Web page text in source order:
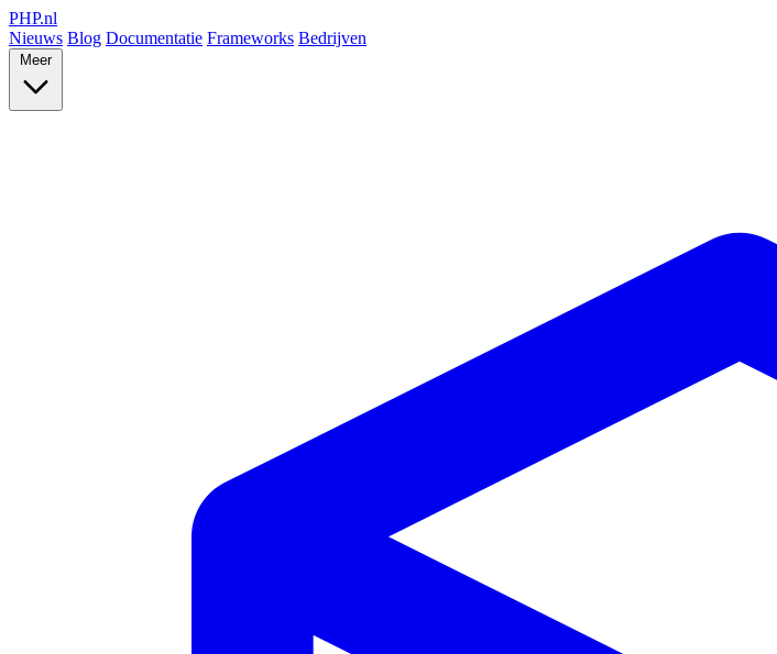
PHP.nl
Nieuws Blog Documentatie Frameworks Bedrijven
Meer